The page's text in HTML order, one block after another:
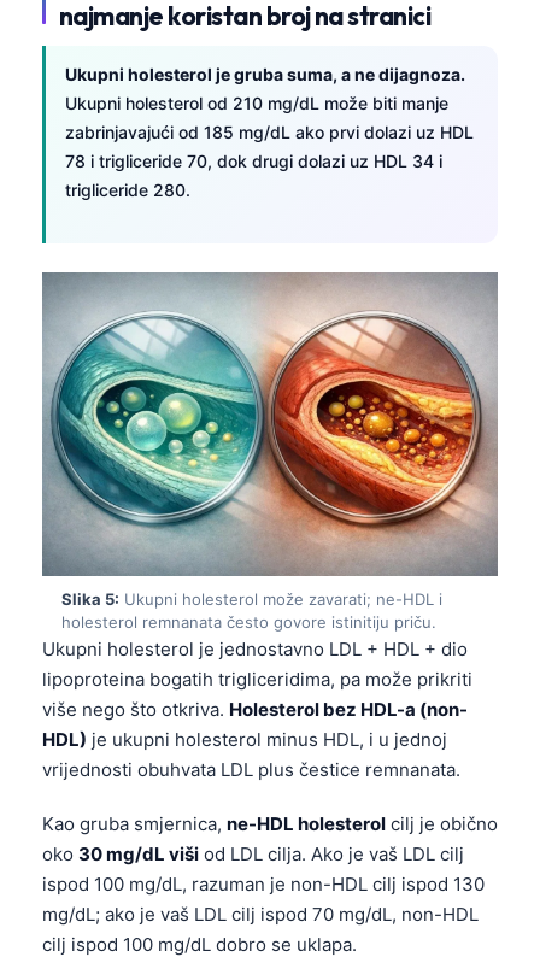
najmanje koristan broj na stranici
Ukupni holesterol je gruba suma, a ne dijagnoza.
Ukupni holesterol od 210 mg/dL može biti manje
zabrinjavajući od 185 mg/dL ako prvi dolazi uz HDL
78 i trigliceride 70, dok drugi dolazi uz HDL 34 i
trigliceride 280.
Slika 5: Ukupni holesterol može zavarati; ne-HDL i
holesterol remnanata često govore istinitiju priču.
Ukupni holesterol je jednostavno LDL + HDL + dio
lipoproteina bogatih trigliceridima, pa može prikriti
više nego što otkriva. Holesterol bez HDL-a (non-
HDL) je ukupni holesterol minus HDL, i u jednoj
vrijednosti obuhvata LDL plus čestice remnanata.
Kao gruba smjernica, ne-HDL holesterol cilj je obično
oko 30 mg/dL viši od LDL cilja. Ako je vaš LDL cilj
ispod 100 mg/dL, razuman je non-HDL cilj ispod 130
mg/dL; ako je vaš LDL cilj ispod 70 mg/dL, non-HDL
cilj ispod 100 mg/dL dobro se uklapa.